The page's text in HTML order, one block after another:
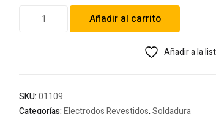
Añadir al carrito
Añadir a la
SKU:01109
Categorías:Electrodos Revestidos,Soldadura